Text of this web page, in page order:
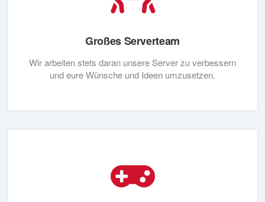
Großes Serverteam
Wir arbeiten stets daran unsere Server zu verbessern
und eure Wünsche und Ideen umzusetzen.